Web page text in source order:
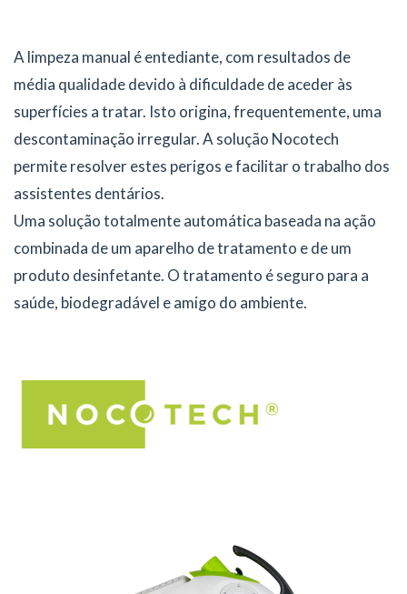
A limpeza manual é entediante, com resultados de
média qualidade devido à dificuldade de aceder às
superfícies a tratar. Isto origina, frequentemente, uma
descontaminação irregular. A solução Nocotech
permite resolver estes perigos e facilitar o trabalho dos
assistentes dentários.
Uma solução totalmente automática baseada na ação
combinada de um aparelho de tratamento e de um
produto desinfetante. O tratamento é seguro para a
saúde, biodegradável e amigo do ambiente.